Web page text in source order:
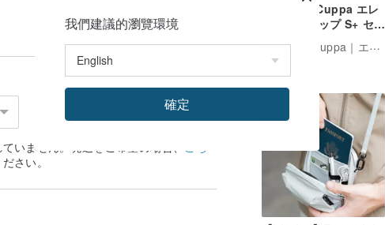
Elephant Cuppa エレ
ファントカップ S+ セラ
ミックアップグレード
版 - エレファントグレ
Elephant Cuppa｜エレファントカップ
US$ 39.60
ているため、持ち運びの際の液体漏れ
な深さを確保しながら、飲みやすさ
プの底に残ってしまうことがありま
を利用して固形物も自動的に穴に吸い
いません。発送をご希望の場合、
さい。
我們建議的瀏覽環境
確定